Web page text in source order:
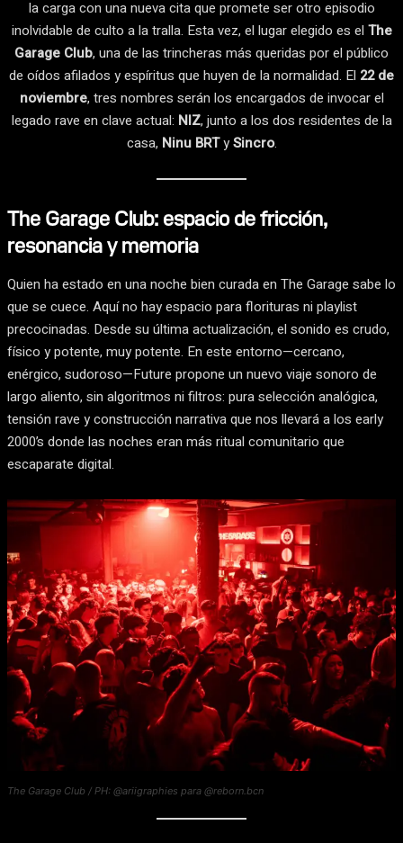
la carga con una nueva cita que promete ser otro episodio
inolvidable de culto a la tralla. Esta vez, el lugar elegido es el The
Garage Club, una de las trincheras más queridas por el público
de oídos afilados y espíritus que huyen de la normalidad. El 22 de
noviembre, tres nombres serán los encargados de invocar el
legado rave en clave actual: NIZ, junto a los dos residentes de la
casa, Ninu BRTySincro.
The Garage Club: espacio de fricción,
resonancia y memoria
Quien ha estado en una noche bien curada en The Garage sabe lo
que se cuece. Aquí no hay espacio para florituras ni playlist
precocinadas. Desde su última actualización, el sonido es crudo,
físico y potente, muy potente. En este entorno—cercano,
enérgico, sudoroso—Future propone un nuevo viaje sonoro de
largo aliento, sin algoritmos ni filtros: pura selección analógica,
tensión rave y construcción narrativa que nos llevará a los early
2000’s donde las noches eran más ritual comunitario que
escaparate digital.
The Garage Club / PH: @ariigraphies para @reborn.bcn